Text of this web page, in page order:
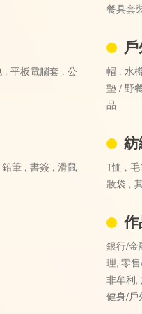
餐具套
, 平板電腦套 , 公
帽 , 水
墊 / 野
品
鉛筆 , 書簽 , 滑鼠
T恤 , 毛
妝袋 ,
銀行/金
理, 零
非牟利,
健身/戶